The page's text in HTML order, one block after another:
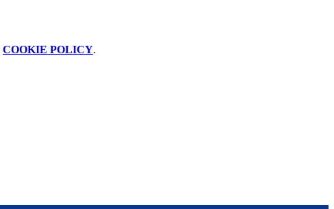
COOKIE POLICY.